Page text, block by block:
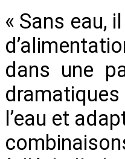
« Sans eau,
dans une
dramatiques
l’eau et